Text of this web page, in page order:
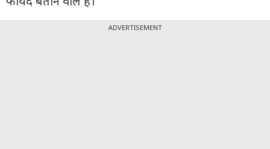
ADVERTISEMENT